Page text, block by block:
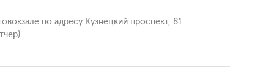
по адресу Кузнецкий проспект, 81